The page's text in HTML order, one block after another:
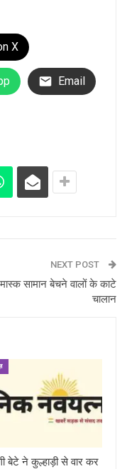
X
Email
NEXT POST
सामान बेचने वालों के काटे
चालान
बेटे ने कुल्हाड़ी से वार कर